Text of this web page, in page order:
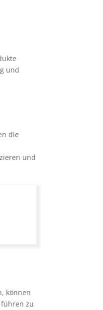
und
die
und
können
zu